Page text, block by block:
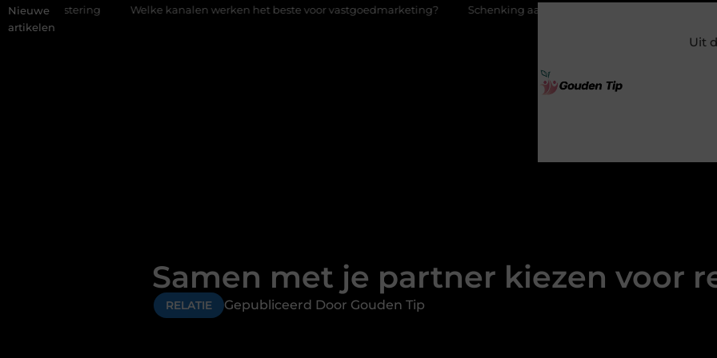
Nieuwe
artikelen
Welke kanalen werken het beste voor vastgoedmarketing? Schenking aan een goed doel: waarom geven zoveel mensen
Uit
Samen met je partner kiezen voor
RELATIE Gepubliceerd Door Gouden Tip